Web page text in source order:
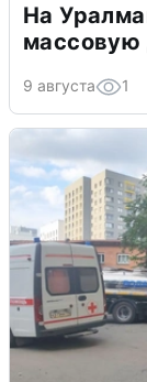
На
массовую
9 августа 1